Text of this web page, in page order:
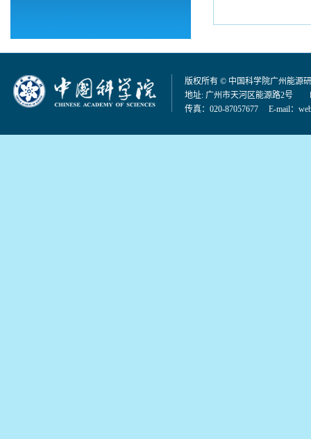
版权所有 © 中国科学院广州能源
地址: 广州市天河区能源路2号
传真：020-87057677 E-mail：